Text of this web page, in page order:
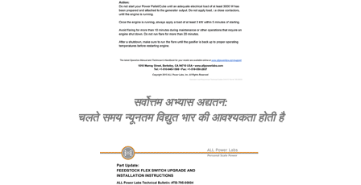
सर्वोत्तम अभ्यास अद्यतन:
चलते समय न्यूनतम विद्युत भार की आवश्यकता होती है